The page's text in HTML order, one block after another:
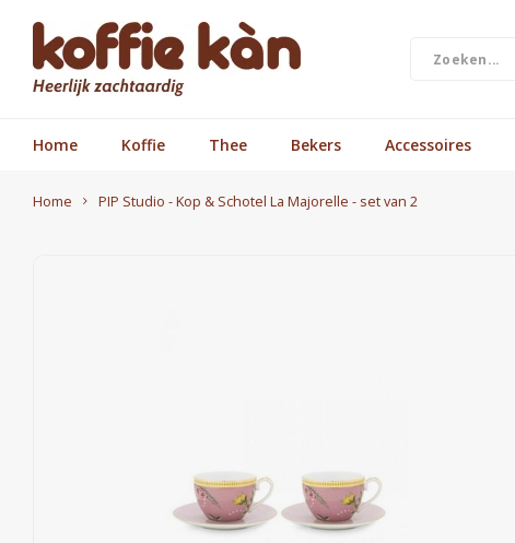
Home Koffie Thee Bekers Accessoires
Home PIP Studio - Kop & Schotel La Majorelle - set van 2